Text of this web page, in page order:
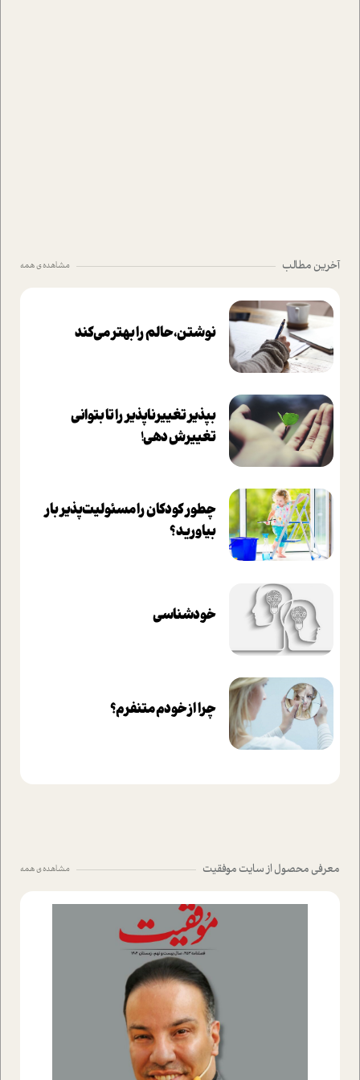
آخرین مطالب مشاهده ی همه
نوشتن، حالم را بهتر می‌کند
بپذير تغييرناپذير را تا بتواني
تغييرش دهي!‏
چطور کودکان را مسئولیت‌پذیر بار
بیاورید؟
خودشناسی
چرا از خودم متنفرم؟
معرفی محصول از سایت موفقیت مشاهده ی همه